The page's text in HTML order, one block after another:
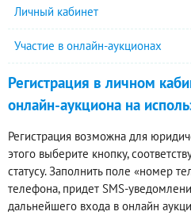
Личный кабинет
Участие в онлайн-аукционах
Регистрация в личном
онлайн-аукциона на
Регистрация возможна для
этого выберите кнопку,
статусу. Заполнить поле «номер
телефона, придет SMS-
дальнейшего входа в онлайн